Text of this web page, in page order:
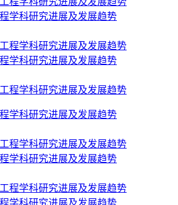
学科研究进展及发展趋势
学科研究进展及发展趋势
学科研究进展及发展趋势
学科研究进展及发展趋势
学科研究进展及发展趋势